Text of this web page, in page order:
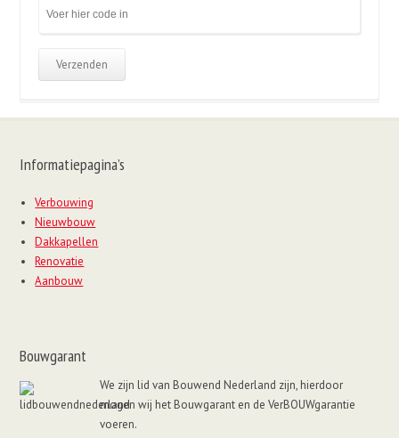
veld
laten.
Informatiepagina’s
Verbouwing
Nieuwbouw
Dakkapellen
Renovatie
Aanbouw
Bouwgarant
We zijn lid van Bouwend Nederland zijn, hierdoor
mogen wij het Bouwgarant en de VerBOUWgarantie
voeren.